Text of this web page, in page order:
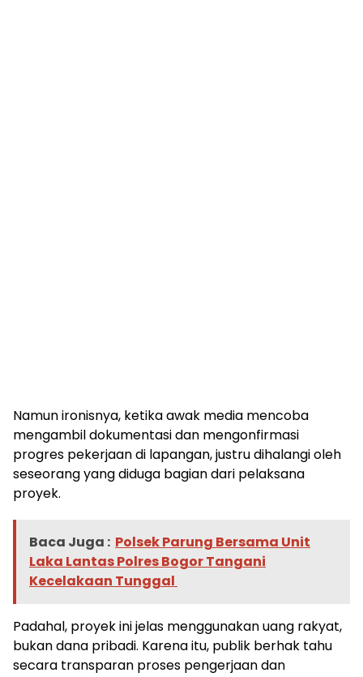
Namun ironisnya, ketika awak media mencoba
mengambil dokumentasi dan mengonfirmasi
progres pekerjaan di lapangan, justru dihalangi oleh
seseorang yang diduga bagian dari pelaksana
proyek.
Baca Juga : Polsek Parung Bersama Unit
Laka Lantas Polres Bogor Tangani
Kecelakaan Tunggal
Padahal, proyek ini jelas menggunakan uang rakyat,
bukan dana pribadi. Karena itu, publik berhak tahu
secara transparan proses pengerjaan dan